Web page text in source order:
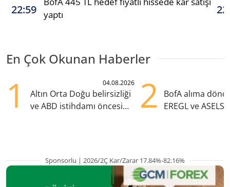
22:59
yaptı
En Çok Okunan Haberler
1 04.08.2026
Altın Orta Doğu belirsizliği
ve ABD istihdamı öncesi
2
BofA alıma
EREGL ve ASELS
Sponsorlu | 2026/2Ç Kar/Zarar 17.84%-82.16%